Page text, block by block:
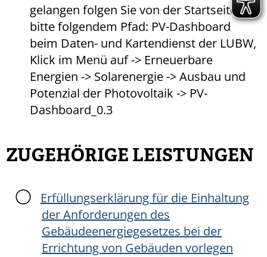
gelangen folgen Sie von der Startseite
bitte folgendem Pfad: PV-Dashboard
beim Daten- und Kartendienst der LUBW,
Klick im Menü auf -> Erneuerbare
Energien -> Solarenergie -> Ausbau und
Potenzial der Photovoltaik -> PV-
Dashboard_0.3
ZUGEHÖRIGE LEISTUNGEN
Erfüllungserklärung für die Einhaltung
der Anforderungen des
Gebäudeenergiegesetzes bei der
Errichtung von Gebäuden vorlegen